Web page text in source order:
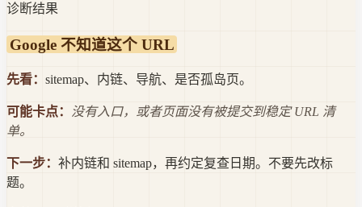
诊断结果
Google 不知道这个 URL
先看： sitemap、内链、导航、是否孤岛页。
可能卡点：
没有入口，或者页面没有被提交到稳定 URL 清
单。
下一步： 补内链和 sitemap，再约定复查日期。不要先改标
题。